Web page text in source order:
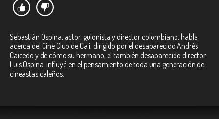
Sebastián Ospina, actor, guionista y director colombiano, habla
acerca del Cine Club de Cali, dirigido por el desaparecido Andrés
Caicedo y de cómo su hermano, el también desaparecido director
Luis Ospina, influyó en el pensamiento de toda una generación de
cineastas caleños.